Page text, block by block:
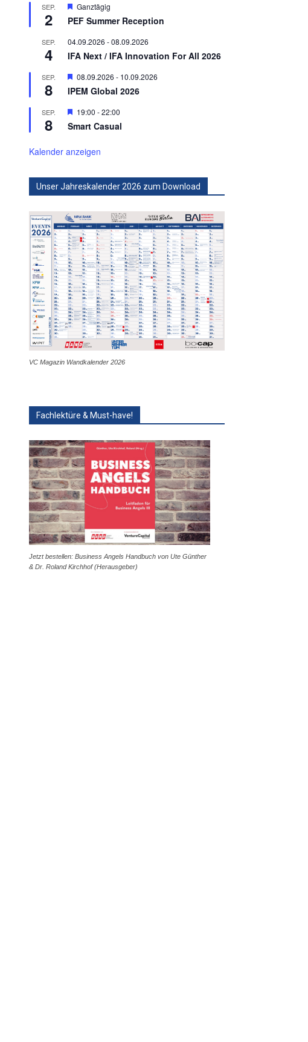
SEP.
2
Hervorgehoben
Ganztägig
PEF Summer Reception
SEP.
4
04.09.2026 -08.09.2026
IFA Next / IFA Innovation For All 2026
SEP.
8
Hervorgehoben
08.09.2026 - 10.09.2026
IPEM Global 2026
SEP.
8
Hervorgehoben
19:00 -22:00
Smart Casual
Kalender anzeigen
Unser Jahreskalender 2026 zum Download
VC Magazin Wandkalender 2026
Fachlektüre & Must-have!
Jetzt bestellen: Business Angels Handbuch von Ute Günther
& Dr. Roland Kirchhof (Herausgeber)